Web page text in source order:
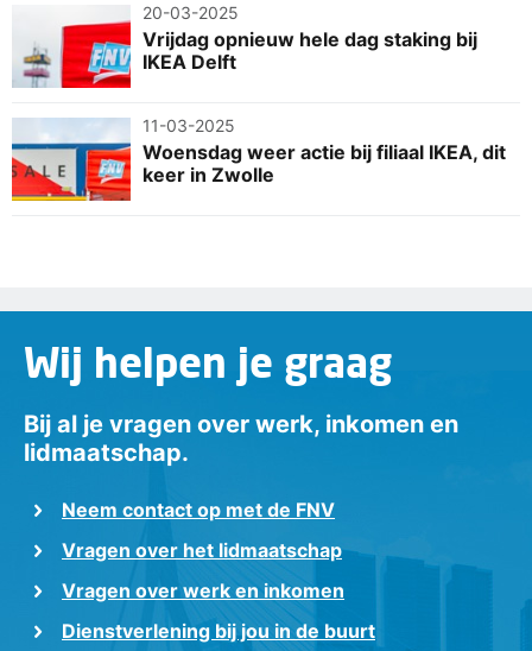
20-03-2025
Vrijdag opnieuw hele dag staking bij
IKEA Delft
11-03-2025
Woensdag weer actie bij filiaal IKEA, dit
keer in Zwolle
Wij helpen je graag
Bij al je vragen over werk, inkomen en
lidmaatschap.
Neem contact op met de FNV
Vragen over het lidmaatschap
Vragen over werk en inkomen
Dienstverlening bij jou in de buurt